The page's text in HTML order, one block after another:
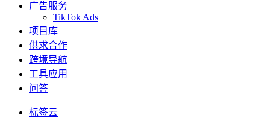
广告服务
TikTok Ads
项目库
供求合作
跨境导航
工具应用
问答
标签云